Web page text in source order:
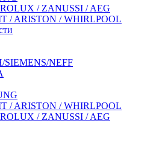
/ ZANUSSI / AEG
/ ARISTON / WHIRLPOOL
SIEMENS/NEFF
/ ARISTON / WHIRLPOOL
/ ZANUSSI / AEG